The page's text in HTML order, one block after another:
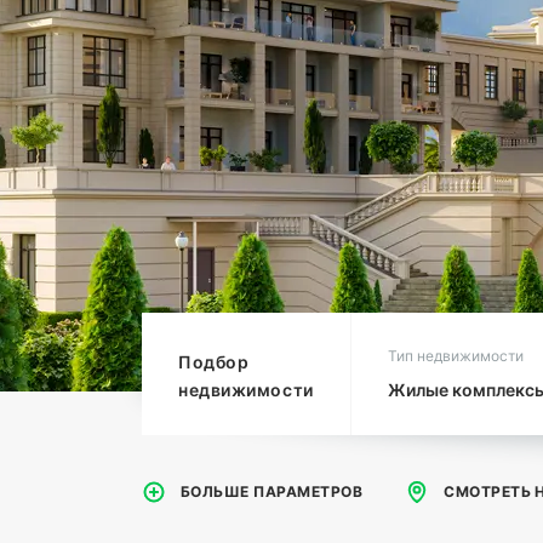
Подбор
недвижимости
Тип недвижимости
Жилые
БОЛЬШЕ ПАРАМЕТРОВ СБРОСИТЬ
СМОТРЕТЬ